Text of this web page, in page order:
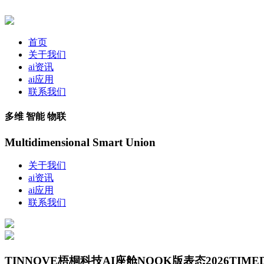
首页
关于我们
ai资讯
ai应用
联系我们
多维 智能 物联
Multidimensional Smart Union
关于我们
ai资讯
ai应用
联系我们
TINNOVE梧桐科技AI座舱NOOK版表态